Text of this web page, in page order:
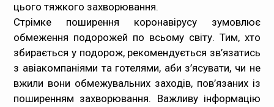
цього тяжкого захворювання.
Стрімке поширення коронавірусу зумовлює
обмеження подорожей по всьому світу. Тим, хто
збирається у подорож, рекомендується зв’язатись
з авіакомпаніями та готелями, аби з’ясувати, чи не
вжили вони обмежувальних заходів, пов’язаних із
поширенням захворювання. Важливу інформацію